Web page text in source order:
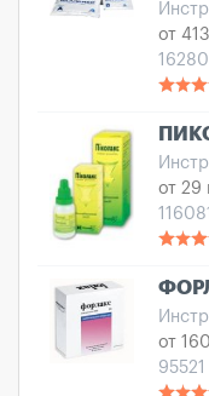
от
от 29
от